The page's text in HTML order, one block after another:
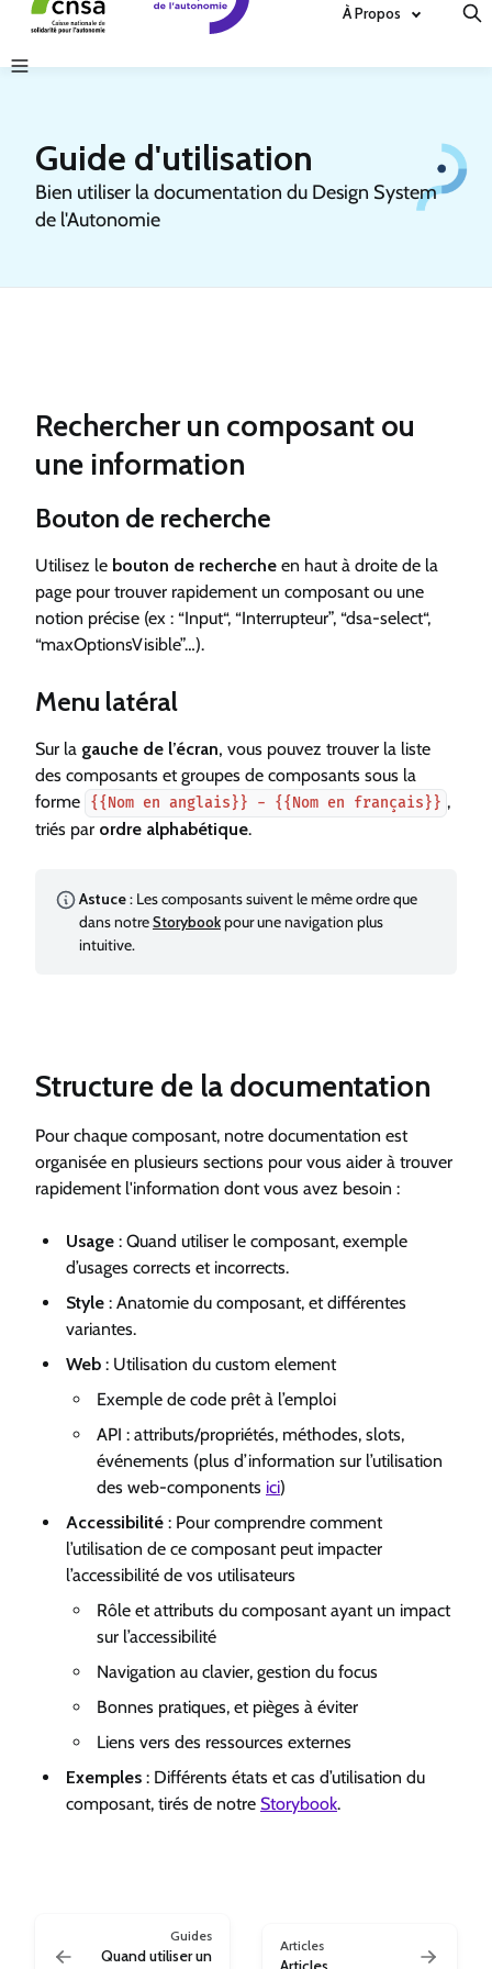
À Propos
Guide d'utilisation
Bien utiliser la documentation du Design System
de l'Autonomie
Rechercher un composant ou
une information
Bouton de recherche
Utilisez le bouton de recherche en haut à droite de la
page pour trouver rapidement un composant ou une
notion précise (ex : “Input“, “Interrupteur”, “dsa-select“,
“maxOptionsVisible”…).
Menu latéral
Sur la gauche de l’écran, vous pouvez trouver la liste
des composants et groupes de composants sous la
forme
{{Nom en anglais}} - {{Nom en français}} ,
triés par ordre alphabétique.
Astuce: Les composants suivent le même ordre que
dans notreStorybookpour une navigation plus
intuitive.
Structure de la documentation
Pour chaque composant, notre documentation est
organisée en plusieurs sections pour vous aider à trouver
rapidement l'information dont vous avez besoin :
Usage : Quand utiliser le composant, exemple
d’usages corrects et incorrects.
Style : Anatomie du composant, et différentes
variantes.
Web : Utilisation du custom element
Exemple de code prêt à l’emploi
API : attributs/propriétés, méthodes, slots,
événements (plus d’information sur l’utilisation
des web-components ici)
Accessibilité : Pour comprendre comment
l’utilisation de ce composant peut impacter
l’accessibilité de vos utilisateurs
Rôle et attributs du composant ayant un impact
sur l’accessibilité
Navigation au clavier, gestion du focus
Bonnes pratiques, et pièges à éviter
Liens vers des ressources externes
Exemples : Différents états et cas d’utilisation du
composant, tirés de notre Storybook.
Guides
Quand utiliser un
Articles